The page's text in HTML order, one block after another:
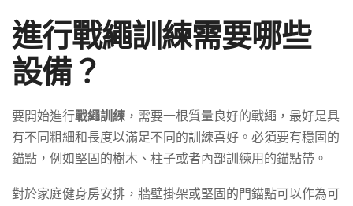
進行戰繩訓練需要哪些
設備？
要開始進行戰繩訓練 ，需要一根質量良好的戰繩，最好是具
有不同粗細和長度以滿足不同的訓練喜好。必須要有穩固的
錨點，例如堅固的樹木、柱子或者內部訓練用的錨點帶。
對於家庭健身房安排，牆壁掛架或堅固的門錨點可以作為可